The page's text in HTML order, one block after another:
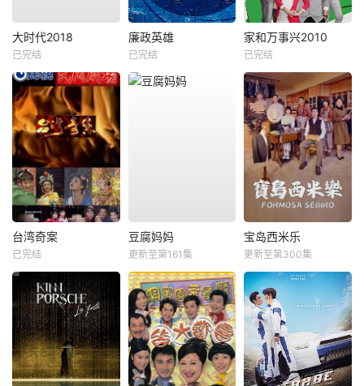
大时代2018
已完结
廉政英雄
已完结
家和万事兴2010
已完结
台湾奇案
已完结
豆腐妈妈
更新至第161集
宝岛西米乐
更新至第300集